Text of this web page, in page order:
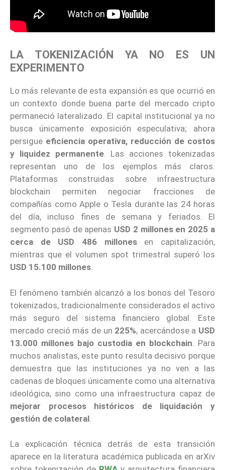
LA TOKENIZACIÓN YA NO ES UN
EXPERIMENTO
Lo más relevante de esta expansión es que ocurrió en
un contexto donde buena parte del mercado cripto
permaneció lateralizado. El capital institucional ya no
busca únicamente exposición especulativa; ahora
persigue eficiencia operativa, reducción de costos
y liquidez permanente. Las acciones tokenizadas
representan uno de los ejemplos más claros.
Plataformas construidas sobre infraestructura
blockchain permiten negociar fracciones de
compañías como Apple o Tesla durante las 24 horas
del día, incluso fines de semana y feriados. El
segmento pasó de apenas USD 2 millones en 2025 a
cerca de USD 486 millonesen capitalización,
mientras que el volumen spot trimestral superó los
USD 15.100 millones.
El fenómeno también alcanzó a los bonos del Tesoro
tokenizados, tradicionalmente considerados el activo
más seguro del sistema financiero global. Este
mercado creció más de un 225%, acercándose a USD
13.000 millones bajo custodia en blockchain . Para
muchos analistas, este punto resulta decisivo porque
demuestra que las instituciones ya no ven a las
cadenas de bloques únicamente como una alternativa
ideológica, sino como una infraestructura capaz de
mejorar procesos históricos de liquidación y
gestión de colateral
La explicación técnica detrás de esta transición
aparece en la literatura académica publicada en arXiv